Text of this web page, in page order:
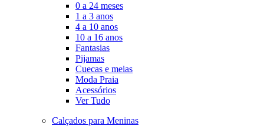
0 a 24 meses
1 a 3 anos
4 a 10 anos
10 a 16 anos
Fantasias
Pijamas
Cuecas e meias
Moda Praia
Acessórios
Ver Tudo
Calçados para Meninas